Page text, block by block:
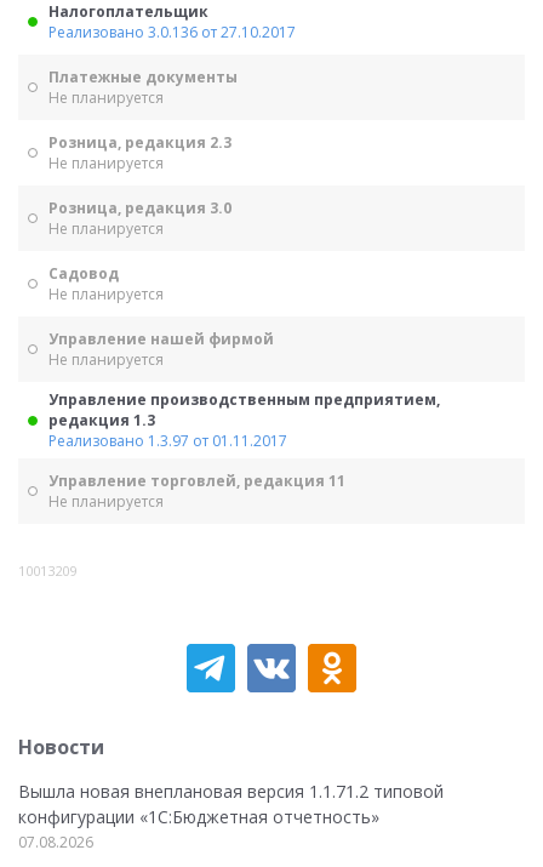
Налогоплательщик
Реализовано 3.0.136 от 27.10.2017
Платежные документы
Не планируется
Розница, редакция 2.3
Не планируется
Розница, редакция 3.0
Не планируется
Садовод
Не планируется
Управление нашей фирмой
Не планируется
Управление производственным предприятием,
редакция 1.3
Реализовано 1.3.97 от 01.11.2017
Управление торговлей, редакция 11
Не планируется
10013209
Новости
Вышла новая внеплановая версия 1.1.71.2 типовой
конфигурации «1C:Бюджетная отчетность»
07.08.2026